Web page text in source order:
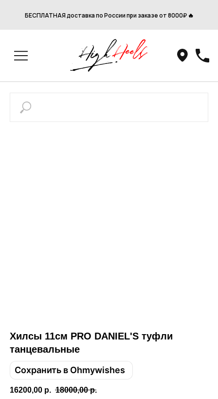
БЕСПЛАТНАЯ доставка по России при заказе от 8000₽ 🔥
Хилсы 11см PRO DANIEL'S туфли
танцевальные
Сохранить в Ohmywishes
16200,00 р. 18000,00 р.